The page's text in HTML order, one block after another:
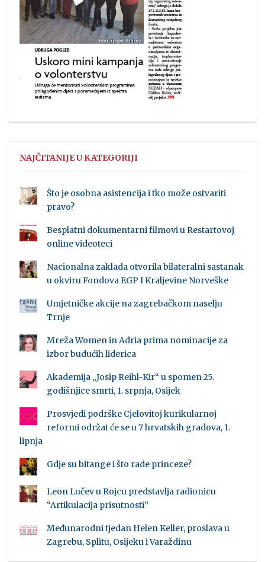
NAJČITANIJE U KATEGORIJI
Što je osobna asistencija i tko može ostvariti
pravo?
Besplatni dokumentarni filmovi u Restartovoj
online videoteci
Nacionalna zaklada otvorila bilateralni sastanak
u okviru Fondova EGP I Kraljevine Norveške
Umjetničke akcije na zagrebačkom naselju
Trnje
Mreža Women in Adria prima nominacije za
izbor budućih liderica
Akademija „Josip Reihl-Kir“ u spomen 25.
godišnjice smrti, 1. srpnja, Osijek
Prosvjedi podrške Cjelovitoj kurikularnoj
reformi održat će se u 7 hrvatskih gradova, 1.
lipnja
Gdje su bitange i što rade princeze?
Leon Lučev u Rojcu predstavlja radionicu
“Artikulacija prisutnosti”
Međunarodni tjedan Helen Keller, proslava u
Zagrebu, Splitu, Osijeku i Varaždinu